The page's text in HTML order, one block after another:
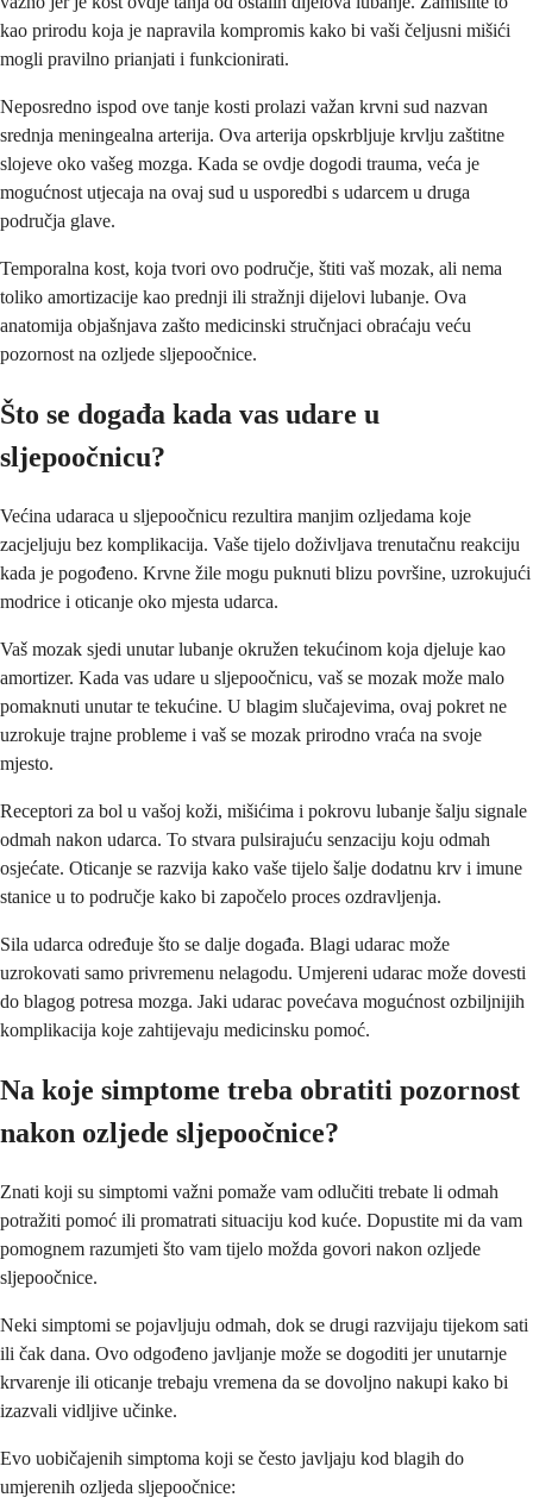
kao prirodu koja je napravila kompromis kako bi vaši čeljusni mišići
mogli pravilno prianjati i funkcionirati.
Neposredno ispod ove tanje kosti prolazi važan krvni sud nazvan
srednja meningealna arterija. Ova arterija opskrbljuje krvlju zaštitne
slojeve oko vašeg mozga. Kada se ovdje dogodi trauma, veća je
mogućnost utjecaja na ovaj sud u usporedbi s udarcem u druga
područja glave.
Temporalna kost, koja tvori ovo područje, štiti vaš mozak, ali nema
toliko amortizacije kao prednji ili stražnji dijelovi lubanje. Ova
anatomija objašnjava zašto medicinski stručnjaci obraćaju veću
pozornost na ozljede sljepoočnice.
Što se događa kada vas udare u
sljepoočnicu?
Većina udaraca u sljepoočnicu rezultira manjim ozljedama koje
zacjeljuju bez komplikacija. Vaše tijelo doživljava trenutačnu reakciju
kada je pogođeno. Krvne žile mogu puknuti blizu površine, uzrokujući
modrice i oticanje oko mjesta udarca.
Vaš mozak sjedi unutar lubanje okružen tekućinom koja djeluje kao
amortizer. Kada vas udare u sljepoočnicu, vaš se mozak može malo
pomaknuti unutar te tekućine. U blagim slučajevima, ovaj pokret ne
uzrokuje trajne probleme i vaš se mozak prirodno vraća na svoje
mjesto.
Receptori za bol u vašoj koži, mišićima i pokrovu lubanje šalju signale
odmah nakon udarca. To stvara pulsirajuću senzaciju koju odmah
osjećate. Oticanje se razvija kako vaše tijelo šalje dodatnu krv i imune
stanice u to područje kako bi započelo proces ozdravljenja.
Sila udarca određuje što se dalje događa. Blagi udarac može
uzrokovati samo privremenu nelagodu. Umjereni udarac može dovesti
do blagog potresa mozga. Jaki udarac povećava mogućnost ozbiljnijih
komplikacija koje zahtijevaju medicinsku pomoć.
Na koje simptome treba obratiti pozornost
nakon ozljede sljepoočnice?
Znati koji su simptomi važni pomaže vam odlučiti trebate li odmah
potražiti pomoć ili promatrati situaciju kod kuće. Dopustite mi da vam
pomognem razumjeti što vam tijelo možda govori nakon ozljede
sljepoočnice.
Neki simptomi se pojavljuju odmah, dok se drugi razvijaju tijekom sati
ili čak dana. Ovo odgođeno javljanje može se dogoditi jer unutarnje
krvarenje ili oticanje trebaju vremena da se dovoljno nakupi kako bi
izazvali vidljive učinke.
Evo uobičajenih simptoma koji se često javljaju kod blagih do
umjerenih ozljeda sljepoočnice: